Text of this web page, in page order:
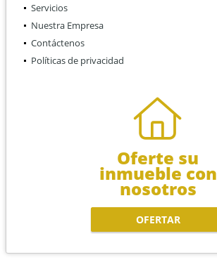
Servicios
Nuestra Empresa
Contáctenos
Políticas de privacidad
Oferte su
inmueble con
nosotros
OFERTAR